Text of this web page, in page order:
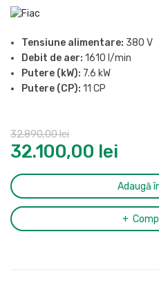
Tensiune alimentare: 380 V
Debit de aer: 1610 l/min
Putere (kW): 7.6 kW
Putere (CP): 11 CP
Nivel de zgomot (LpA, la 4m):
Grad de protectie:IP54
Dimensiuni (L x l x H): 1935 x
Greutate:350 kg
32.100,00 lei
32.890,00lei
Adaugă